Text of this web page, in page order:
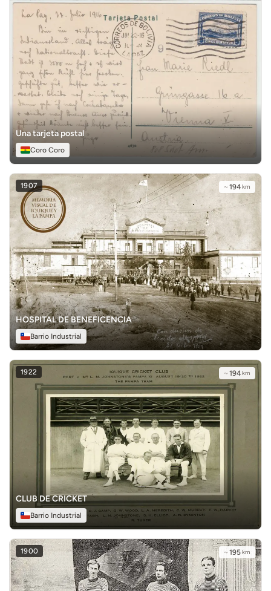
Una tarjeta postal
Coro Coro
1907 ~ 194km
HOSPITAL DE BENEFICENCIA
Barrio Industrial
1922 ~ 194km
CLUB DE CRICKET
Barrio Industrial
1900 ~ 195km